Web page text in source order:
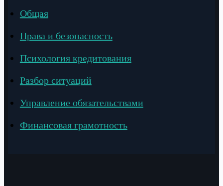
Общая
Права и безопасность
Психология кредитования
Разбор ситуаций
Управление обязательствами
Финансовая грамотность